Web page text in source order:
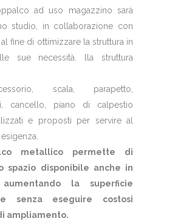
ad uso magazzino sarà
studio, in collaborazione con
al fine di ottimizzare la struttura in
sue necessità. lla struttura
scala, parapetto,
cancello, piano di calpestio
e proposti per servire al
metallico permette di
spazio disponibile anche in
la superficie
senza eseguire costosi
ampliamento.